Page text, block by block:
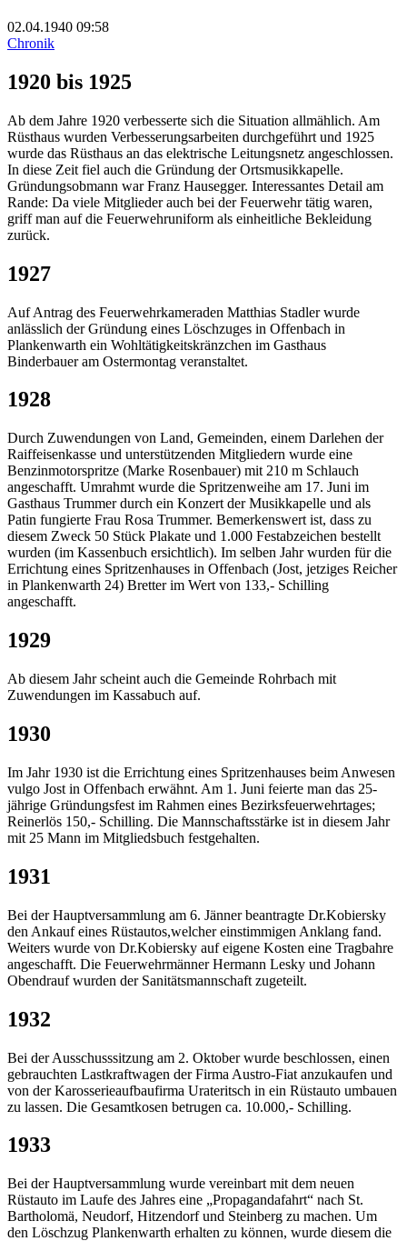
02.04.1940 09:58
Chronik
1920 bis 1925
Ab dem Jahre 1920 verbesserte sich die Situation allmählich. Am
Rüsthaus wurden Verbesserungsarbeiten durchgeführt und 1925
wurde das Rüsthaus an das elektrische Leitungsnetz angeschlossen.
In diese Zeit fiel auch die Gründung der Ortsmusikkapelle.
Gründungsobmann war Franz Hausegger. Interessantes Detail am
Rande: Da viele Mitglieder auch bei der Feuerwehr tätig waren,
griff man auf die Feuerwehruniform als einheitliche Bekleidung
zurück.
1927
Auf Antrag des Feuerwehrkameraden Matthias Stadler wurde
anlässlich der Gründung eines Löschzuges in Offenbach in
Plankenwarth ein Wohltätigkeitskränzchen im Gasthaus
Binderbauer am Ostermontag veranstaltet.
1928
Durch Zuwendungen von Land, Gemeinden, einem Darlehen der
Raiffeisenkasse und unterstützenden Mitgliedern wurde eine
Benzinmotorspritze (Marke Rosenbauer) mit 210 m Schlauch
angeschafft. Umrahmt wurde die Spritzenweihe am 17. Juni im
Gasthaus Trummer durch ein Konzert der Musikkapelle und als
Patin fungierte Frau Rosa Trummer. Bemerkenswert ist, dass zu
diesem Zweck 50 Stück Plakate und 1.000 Festabzeichen bestellt
wurden (im Kassenbuch ersichtlich). Im selben Jahr wurden für die
Errichtung eines Spritzenhauses in Offenbach (Jost, jetziges Reicher
in Plankenwarth 24) Bretter im Wert von 133,- Schilling
angeschafft.
1929
Ab diesem Jahr scheint auch die Gemeinde Rohrbach mit
Zuwendungen im Kassabuch auf.
1930
Im Jahr 1930 ist die Errichtung eines Spritzenhauses beim Anwesen
vulgo Jost in Offenbach erwähnt. Am 1. Juni feierte man das 25-
jährige Gründungsfest im Rahmen eines Bezirksfeuerwehrtages;
Reinerlös 150,- Schilling. Die Mannschaftsstärke ist in diesem Jahr
mit 25 Mann im Mitgliedsbuch festgehalten.
1931
Bei der Hauptversammlung am 6. Jänner beantragte Dr.Kobiersky
den Ankauf eines Rüstautos,welcher einstimmigen Anklang fand.
Weiters wurde von Dr.Kobiersky auf eigene Kosten eine Tragbahre
angeschafft. Die Feuerwehrmänner Hermann Lesky und Johann
Obendrauf wurden der Sanitätsmannschaft zugeteilt.
1932
Bei der Ausschusssitzung am 2. Oktober wurde beschlossen, einen
gebrauchten Lastkraftwagen der Firma Austro-Fiat anzukaufen und
von der Karosserieaufbaufirma Urateritsch in ein Rüstauto umbauen
zu lassen. Die Gesamtkosen betrugen ca. 10.000,- Schilling.
1933
Bei der Hauptversammlung wurde vereinbart mit dem neuen
Rüstauto im Laufe des Jahres eine „Propagandafahrt“ nach St.
Bartholomä, Neudorf, Hitzendorf und Steinberg zu machen. Um
den Löschzug Plankenwarth erhalten zu können, wurde diesem die